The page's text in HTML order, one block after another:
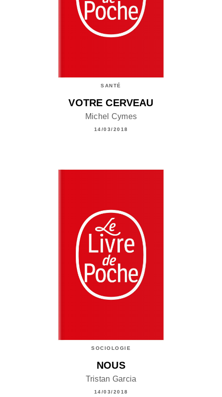
SANTÉ
VOTRE CERVEAU
Michel Cymes
14/03/2018
SOCIOLOGIE
NOUS
Tristan Garcia
14/03/2018